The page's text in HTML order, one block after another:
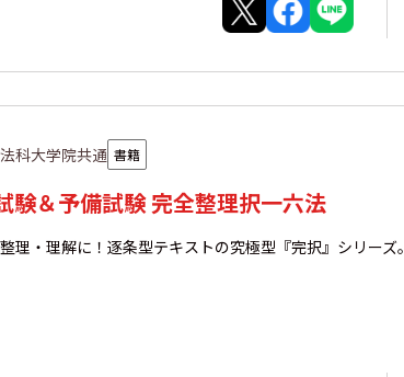
科大学院共通 書籍
験＆予備試験 完全整理択一六法
理・理解に！逐条型テキストの究極型『完択』シリーズ。